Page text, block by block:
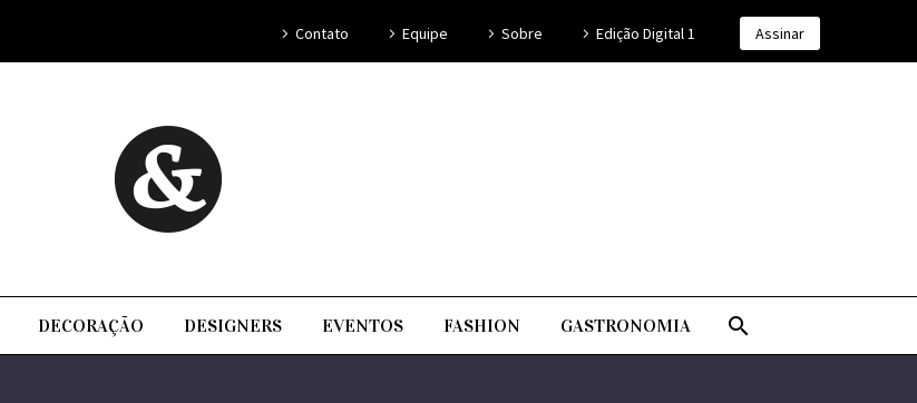
Contato Equipe Sobre Edição Digital 1 Assinar
DECORAÇÃO DESIGNERS EVENTOS FASHION GASTRONOMIA